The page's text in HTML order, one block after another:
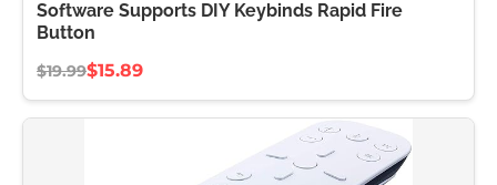
Software Supports DIY Keybinds Rapid Fire
Button
$19.99$15.89